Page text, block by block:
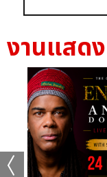
งานแสดง